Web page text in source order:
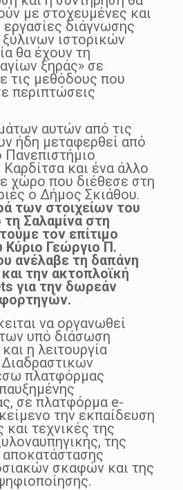
με στοχευμένες και
εργασίες διάγνωσης
ιστορικών
θα έχουν τη
ξηράς» σε
τις μεθόδους που
περιπτώσεις
αυτών από τις
ήδη μεταφερθεί από
Πανεπιστήμιο
και ένα άλλο
χώρο που διέθεσε στη
ο Δήμος Σκιάθου.
των στοιχείων του
Σαλαμίνα στη
τον επίτιμο
Κύριο Γεώργιο Π.
ανέλαβε τη δαπάνη
την ακτοπλοϊκή
για την δωρεάν
να οργανωθεί
υπό διάσωση
η λειτουργία
πλατφόρμας
σε πλατφόρμα e-
την εκπαίδευση
τεχνικές της
της
αποκατάστασης
σκαφών και της